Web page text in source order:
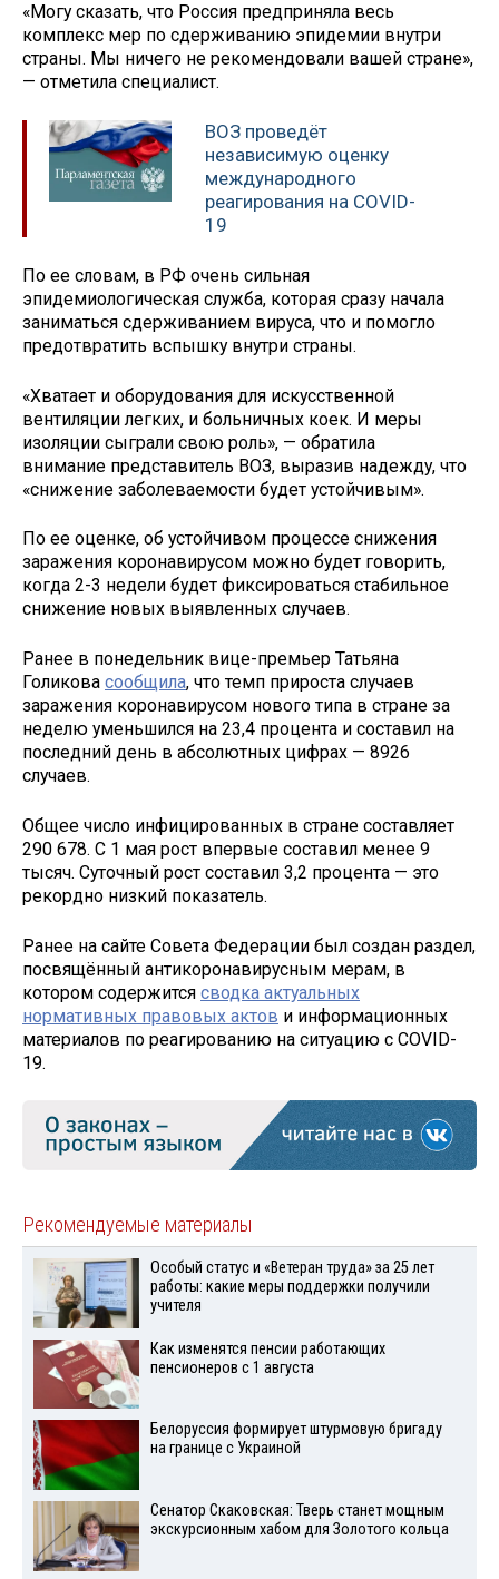
«Могу сказать, что Россия предприняла весь
комплекс мер по сдерживанию эпидемии внутри
страны. Мы ничего не рекомендовали вашей стране»,
— отметила специалист.
ВОЗ проведёт
независимую оценку
международного
реагирования на COVID-
19
По ее словам, в РФ очень сильная
эпидемиологическая служба, которая сразу начала
заниматься сдерживанием вируса, что и помогло
предотвратить вспышку внутри страны.
«Хватает и оборудования для искусственной
вентиляции легких, и больничных коек. И меры
изоляции сыграли свою роль», — обратила
внимание представитель ВОЗ, выразив надежду, что
«снижение заболеваемости будет устойчивым».
По ее оценке, об устойчивом процессе снижения
заражения коронавирусом можно будет говорить,
когда 2-3 недели будет фиксироваться стабильное
снижение новых выявленных случаев.
Ранее в понедельник вице-премьер Татьяна
Голикова сообщила, что темп прироста случаев
заражения коронавирусом нового типа в стране за
неделю уменьшился на 23,4 процента и составил на
последний день в абсолютных цифрах — 8926
случаев.
Общее число инфицированных в стране составляет
290 678. С 1 мая рост впервые составил менее 9
тысяч. Суточный рост составил 3,2 процента — это
рекордно низкий показатель.
Ранее на сайте Совета Федерации был создан раздел,
посвящённый антикоронавирусным мерам, в
котором содержится сводка актуальных
нормативных правовых актов и информационных
материалов по реагированию на ситуацию с COVID-
19.
Рекомендуемые материалы
Особый статус и «Ветеран труда» за 25 лет
работы: какие меры поддержки получили
учителя
Как изменятся пенсии работающих
пенсионеров с 1 августа
Белоруссия формирует штурмовую бригаду
на границе с Украиной
Сенатор Скаковская: Тверь станет мощным
экскурсионным хабом для Золотого кольца